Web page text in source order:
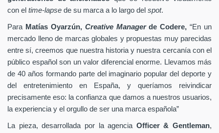
con el time-lapse de su marca a lo largo del spot.
Para Matías Oyarzún, Creative Managerde Codere,“En un
mercado lleno de marcas globales y propuestas muy parecidas
entre sí, creemos que nuestra historia y nuestra cercanía con el
público español son un valor diferencial enorme. Llevamos más
de 40 años formando parte del imaginario popular del deporte y
del entretenimiento en España, y queríamos reivindicar
precisamente eso: la confianza que damos a nuestros usuarios,
la experiencia y el orgullo de ser una marca española”
La pieza, desarrollada por la agencia Officer & Gentleman,